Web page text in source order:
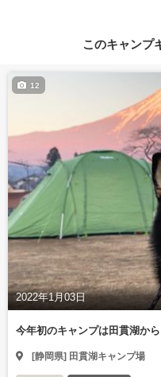
このキャンプ
2022年1月03日
12
今年初のキャンプは田貫湖から
[静岡県] 田貫湖キャンプ場